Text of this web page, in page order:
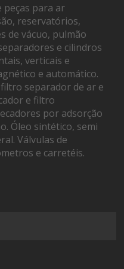
peças para ar
reservatórios,
de vácuo, pulmão
e cilindros
verticais e
e automático.
separador de ar e
e filtro
por adsorção
Óleo sintético, semi
Válvulas de
e carretéis.